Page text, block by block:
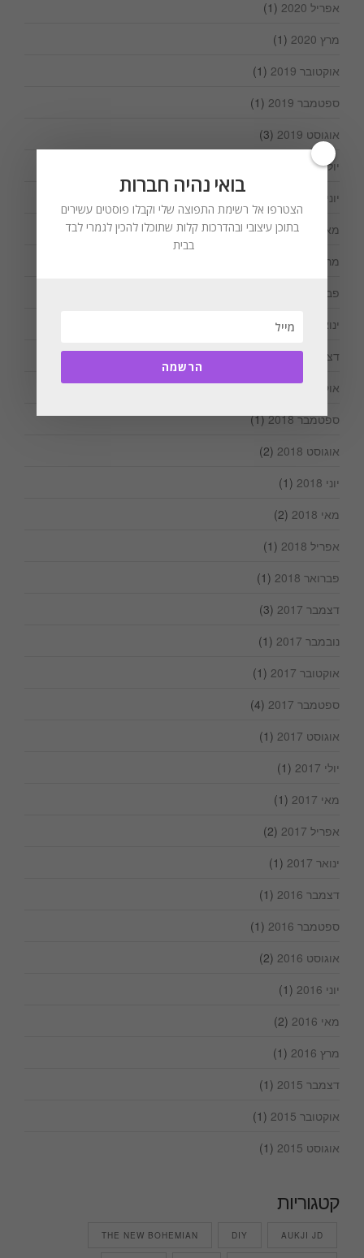
אפריל 2020
(1)
מרץ 2020
(1)
אוקטובר 2019
(1)
ספטמבר 2019
(1)
אוגוסט 2019
(3)
יולי 2019
יוני 2019
מאי 2019
(1)
מרץ 2019
פברואר 2019
ינואר 2019
(1)
דצמבר 2018
(2)
אוקטובר 2018
(2)
ספטמבר 2018
(1)
אוגוסט 2018
(2)
יוני 2018
(1)
מאי 2018
(2)
אפריל 2018
(1)
פברואר 2018
(1)
דצמבר 2017
(3)
נובמבר 2017
(1)
אוקטובר 2017
(1)
ספטמבר 2017
(4)
אוגוסט 2017
(1)
יולי 2017
(1)
מאי 2017
(1)
אפריל 2017
(2)
ינואר 2017
(1)
דצמבר 2016
(1)
ספטמבר 2016
(1)
אוגוסט 2016
(2)
יוני 2016
(1)
מאי 2016
(2)
מרץ 2016
(1)
דצמבר 2015
(1)
אוקטובר 2015
(1)
אוגוסט 2015
(1)
קטגוריות
AUKJI JD
DIY
THE NEW BOHEMIAN
בואי נהיה חברות
הצטרפו אל רשימת התפוצה שלי וקבלו פוסטים עשירים
בתוכן עיצובי ובהדרכות קלות שתוכלו להכין לגמרי לבד
בבית
הרשמה